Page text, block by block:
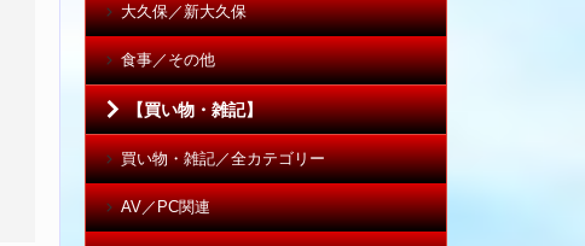
大久保／新大久保
食事／その他
【買い物・雑記】
買い物・雑記／全カテゴリー
AV／PC関連